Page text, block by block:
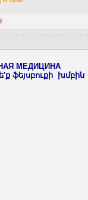
МЕДИЦИНА
ֆեյսբուքի խմբին